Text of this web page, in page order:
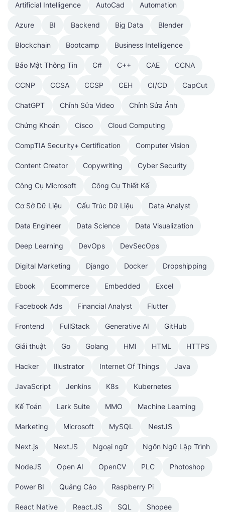
Artificial Intelligence AutoCad Automation
Azure BI Backend Big Data Blender
Blockchain Bootcamp Business Intelligence
Bảo Mật Thông Tin C# C++ CAE CCNA
CCNP CCSA CCSP CEH CI/CD CapCut
ChatGPT Chỉnh Sửa Video Chỉnh Sửa Ảnh
Chứng Khoán Cisco Cloud Computing
CompTIA Security+ Certification Computer Vision
Content Creator Copywriting Cyber Security
Công Cụ Microsoft Công Cụ Thiết Kế
Cơ Sở Dữ Liệu Cấu Trúc Dữ Liệu Data Analyst
Data Engineer Data Science Data Visualization
Deep Learning DevOps DevSecOps
Digital Marketing Django Docker Dropshipping
Ebook Ecommerce Embedded Excel
Facebook Ads Financial Analyst Flutter
Frontend FullStack Generative AI GitHub
Giải thuật Go Golang HMI HTML HTTPS
Hacker Illustrator Internet Of Things Java
JavaScript Jenkins K8s Kubernetes
Kế Toán Lark Suite MMO Machine Learning
Marketing Microsoft MySQL NestJS
Next.js NextJS Ngoại ngữ Ngôn Ngữ Lập Trình
NodeJS Open AI OpenCV PLC Photoshop
Power BI Quảng Cáo Raspberry Pi
React Native React.JS SQL Shopee